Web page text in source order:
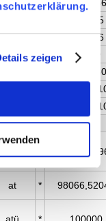
zeigen
psf *
9,80665
pdl/ft² *
1,48816
in² *
214,29
47,88030
at *